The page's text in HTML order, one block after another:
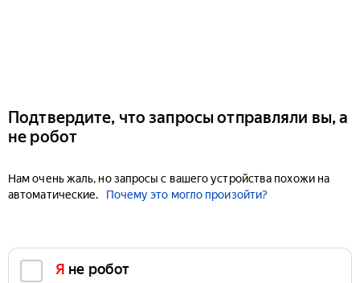
Подтвердите, что запросы отправляли вы, а
не робот
Нам очень жаль, но запросы с вашего устройства похожи на
автоматические.
Почему это могло произойти?
Я не робот